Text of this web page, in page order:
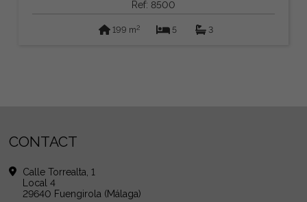
Ref: 8500
199 m2 5 3
CONTACT
Calle Torrealta, 1
Local 4
29640 Fuengirola (Málaga)